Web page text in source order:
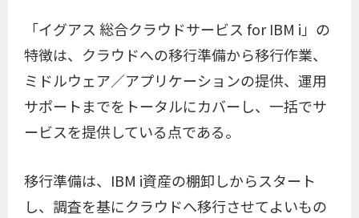
「イグアス 総合クラウドサービス for IBM i」の
特徴は、クラウドへの移行準備から移行作業、
ミドルウェア／アプリケーションの提供、運用
サポートまでをトータルにカバーし、一括でサ
ービスを提供している点である。
移行準備は、IBM i資産の棚卸しからスタート
し、調査を基にクラウドへ移行させてよいもの